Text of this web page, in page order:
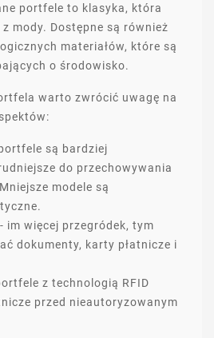
portfele to klasyka, która
mody. Dostępne są również
materiałów, które są
o środowisko.
warto zwrócić uwagę na
są bardziej
do przechowywania
modele są
im więcej przegródek, tym
dokumenty, karty płatnicze i
z technologią RFID
przed nieautoryzowanym